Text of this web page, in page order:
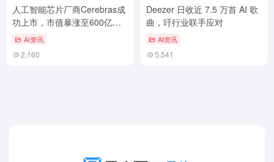
人工智能芯片厂商Cerebras成
功上市，市值暴涨至600亿美
元 AI资讯
2,160
Deezer 日收近 7.5 万首 AI 歌
曲，吁行业联手应对
AI资讯
5,541